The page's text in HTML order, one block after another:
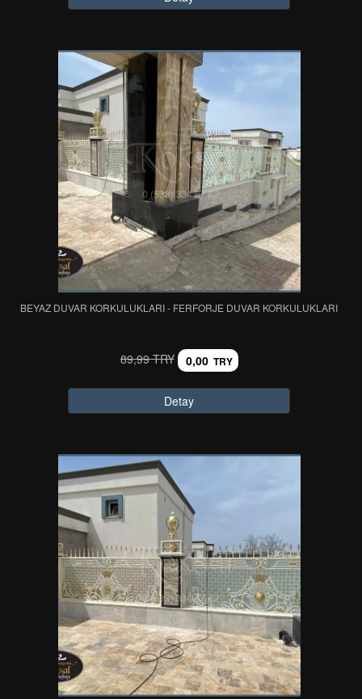
BEYAZ DUVAR KORKULUKLARI - FERFORJE DUVAR KORKULUKLARI
89,99 TRY 0,00 TRY
Detay